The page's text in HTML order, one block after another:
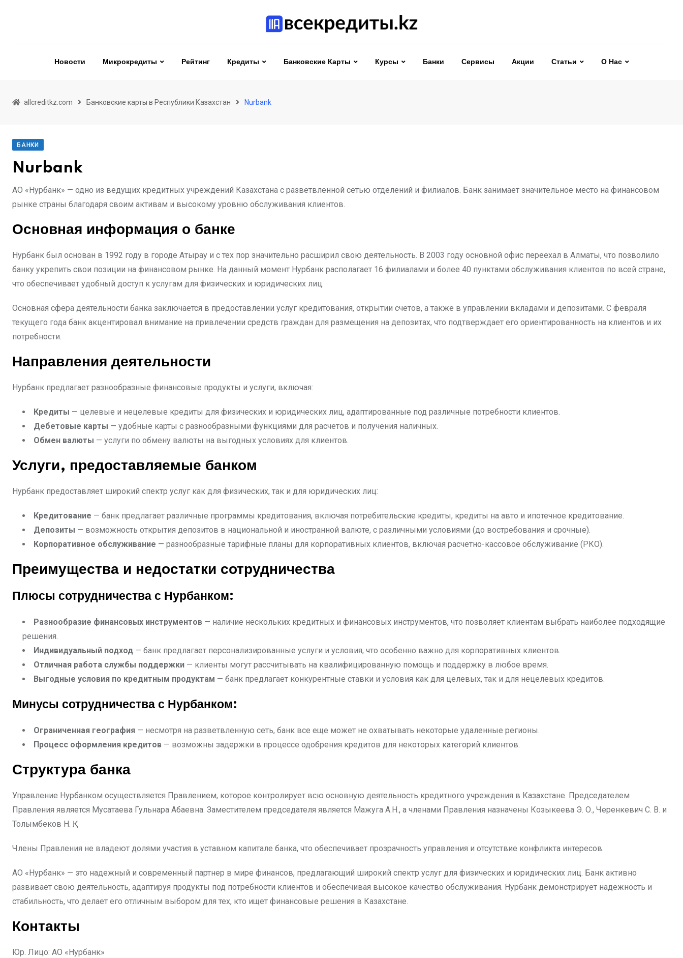
Новости Микрокредиты Рейтинг Кредиты Банковские Карты Курсы Банки Сервисы Акции Статьи О Нас
allcreditkz.com Банковские карты в Республики Казахстан Nurbank
БАНКИ
Nurbank
АО «Нурбанк» — одно из ведущих кредитных учреждений Казахстана с разветвленной сетью отделений и филиалов. Банк занимает значительное место на финансовом
рынке страны благодаря своим активам и высокому уровню обслуживания клиентов.
Основная информация о банке
Нурбанк был основан в 1992 году в городе Атырау и с тех пор значительно расширил свою деятельность. В 2003 году основной офис переехал в Алматы, что позволило
банку укрепить свои позиции на финансовом рынке. На данный момент Нурбанк располагает 16 филиалами и более 40 пунктами обслуживания клиентов по всей стране,
что обеспечивает удобный доступ к услугам для физических и юридических лиц.
Основная сфера деятельности банка заключается в предоставлении услуг кредитования, открытии счетов, а также в управлении вкладами и депозитами. С февраля
текущего года банк акцентировал внимание на привлечении средств граждан для размещения на депозитах, что подтверждает его ориентированность на клиентов и их
потребности.
Направления деятельности
Нурбанк предлагает разнообразные финансовые продукты и услуги, включая:
Кредиты — целевые и нецелевые кредиты для физических и юридических лиц, адаптированные под различные потребности клиентов.
Дебетовые карты — удобные карты с разнообразными функциями для расчетов и получения наличных.
Обмен валюты — услуги по обмену валюты на выгодных условиях для клиентов.
Услуги, предоставляемые банком
Нурбанк предоставляет широкий спектр услуг как для физических, так и для юридических лиц:
Кредитование — банк предлагает различные программы кредитования, включая потребительские кредиты, кредиты на авто и ипотечное кредитование.
Депозиты — возможность открытия депозитов в национальной и иностранной валюте, с различными условиями (до востребования и срочные).
Корпоративное обслуживание — разнообразные тарифные планы для корпоративных клиентов, включая расчетно-кассовое обслуживание (РКО).
Преимущества и недостатки сотрудничества
Плюсы сотрудничества с Нурбанком:
Разнообразие финансовых инструментов — наличие нескольких кредитных и финансовых инструментов, что позволяет клиентам выбрать наиболее подходящие
решения.
Индивидуальный подход — банк предлагает персонализированные услуги и условия, что особенно важно для корпоративных клиентов.
Отличная работа службы поддержки — клиенты могут рассчитывать на квалифицированную помощь и поддержку в любое время.
Выгодные условия по кредитным продуктам — банк предлагает конкурентные ставки и условия как для целевых, так и для нецелевых кредитов.
Минусы сотрудничества с Нурбанком:
Ограниченная география — несмотря на разветвленную сеть, банк все еще может не охватывать некоторые удаленные регионы.
Процесс оформления кредитов — возможны задержки в процессе одобрения кредитов для некоторых категорий клиентов.
Структура банка
Управление Нурбанком осуществляется Правлением, которое контролирует всю основную деятельность кредитного учреждения в Казахстане. Председателем
Правления является Мусатаева Гульнара Абаевна. Заместителем председателя является Мажуга А.Н., а членами Правления назначены Козыкеева Э. О., Черенкевич С. В. и
Толымбеков Н. Қ.
Члены Правления не владеют долями участия в уставном капитале банка, что обеспечивает прозрачность управления и отсутствие конфликта интересов.
АО «Нурбанк» — это надежный и современный партнер в мире финансов, предлагающий широкий спектр услуг для физических и юридических лиц. Банк активно
развивает свою деятельность, адаптируя продукты под потребности клиентов и обеспечивая высокое качество обслуживания. Нурбанк демонстрирует надежность и
стабильность, что делает его отличным выбором для тех, кто ищет финансовые решения в Казахстане.
Контакты
Юр. Лицо: АО «Нурбанк»